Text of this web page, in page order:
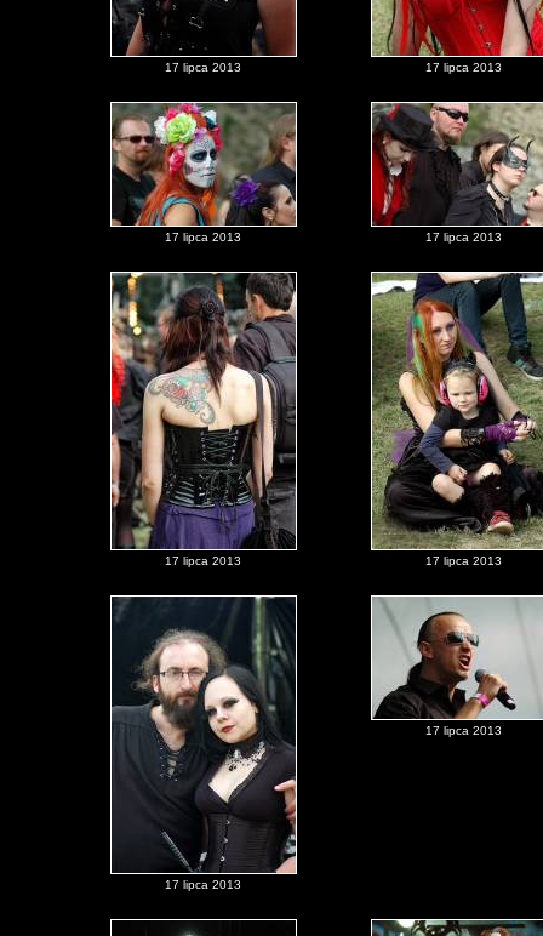
17 lipca 2013 17 lipca 2013
17 lipca 2013 17 lipca 2013
17 lipca 2013 17 lipca 2013
17 lipca 2013
17 lipca 2013